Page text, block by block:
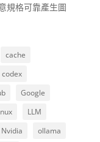
規格可靠產生圖
cache
codex
Google
LLM
Nvidia
ollama